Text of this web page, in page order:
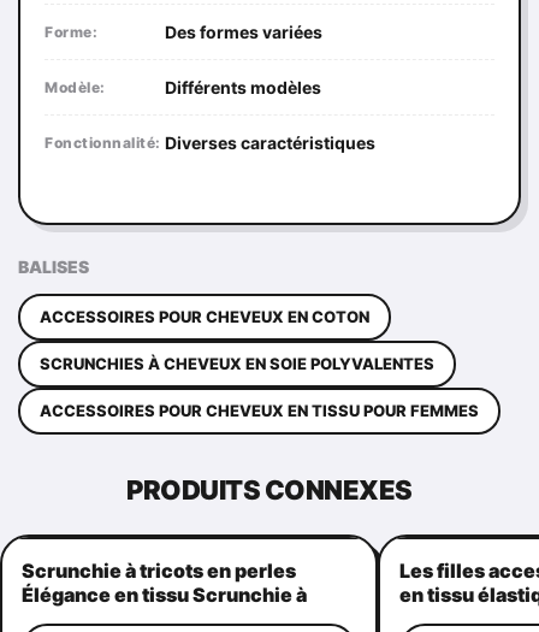
Forme: Des formes variées
Modèle: Différents modèles
Fonctionnalité: Diverses caractéristiques
BALISES
ACCESSOIRES POUR CHEVEUX EN COTON
SCRUNCHIES À CHEVEUX EN SOIE POLYVALENTES
ACCESSOIRES POUR CHEVEUX EN TISSU POUR FEMMES
PRODUITS CONNEXES
Scrunchie à tricots en perles
Élégance en tissu Scrunchie à
cheveux pour femmes
Les filles
en tissu
perles